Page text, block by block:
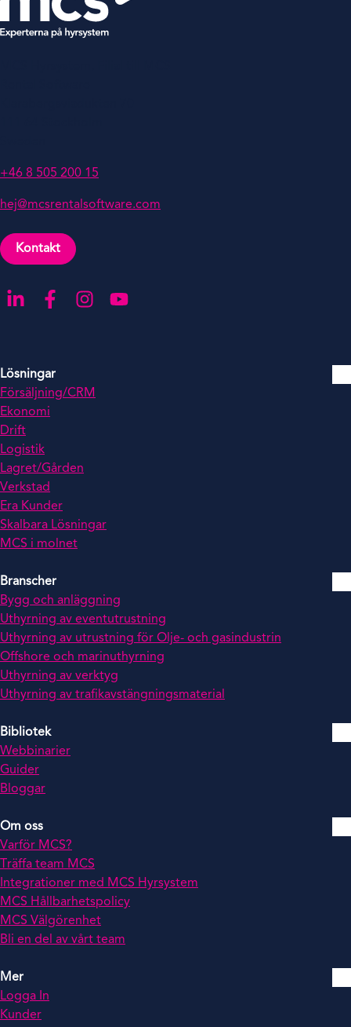
+46 8 505 200 15
hej@mcsrentalsoftware.com
Kontakt
Gå till LinkedIn
Gå till Facebook
Gå till Instagra
Gå till YouTube
Lösningar
Försäljning/CRM
Ekonomi
Drift
Logistik
Lagret/Gården
Verkstad
Era Kunder
Skalbara Lösningar
MCS i molnet
Branscher
Bygg och anläggning
Uthyrning av eventutrustning
Uthyrning av utrustning för Olje- och gasindustrin
Offshore och marinuthyrning
Uthyrning av verktyg
Uthyrning av trafikavstängningsmaterial
Bibliotek
Webbinarier
Guider
Bloggar
Om oss
Varför MCS?
Träffa team MCS
Integrationer med MCS Hyrsystem
MCS Hållbarhetspolicy
MCS Välgörenhet
Bli en del av vårt team
Mer
Logga In
Kunder